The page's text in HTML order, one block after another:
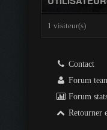
1 visiteur(s)
Contact
Forum
Forum
Retourner